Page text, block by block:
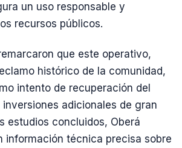
un uso responsable y
recursos públicos.
que este operativo,
histórico de la comunidad,
intento de recuperación del
adicionales de gran
estudios concluidos, Oberá
información técnica precisa sobre